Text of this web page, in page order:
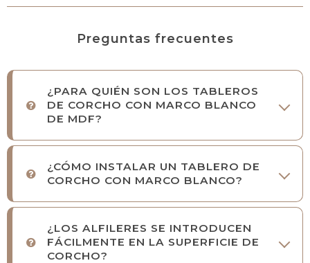
Preguntas frecuentes
¿PARA QUIÉN SON LOS TABLEROS
DE CORCHO CON MARCO BLANCO
DE MDF?
¿CÓMO INSTALAR UN TABLERO DE
CORCHO CON MARCO BLANCO?
¿LOS ALFILERES SE INTRODUCEN
FÁCILMENTE EN LA SUPERFICIE DE
CORCHO?